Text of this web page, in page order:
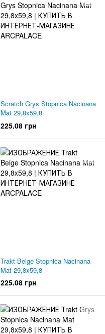
Scratch Grys Stopnica Nacinana
Mat 29,8x59,8
225.08 грн
Trakt Beige Stopnica Nacinana
Mat 29,8x59,8
225.08 грн